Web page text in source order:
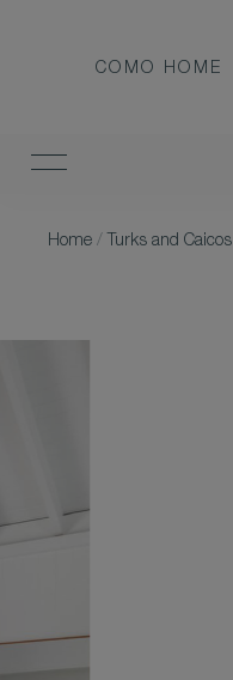
COMO HOME
Home / Turks and Caicos